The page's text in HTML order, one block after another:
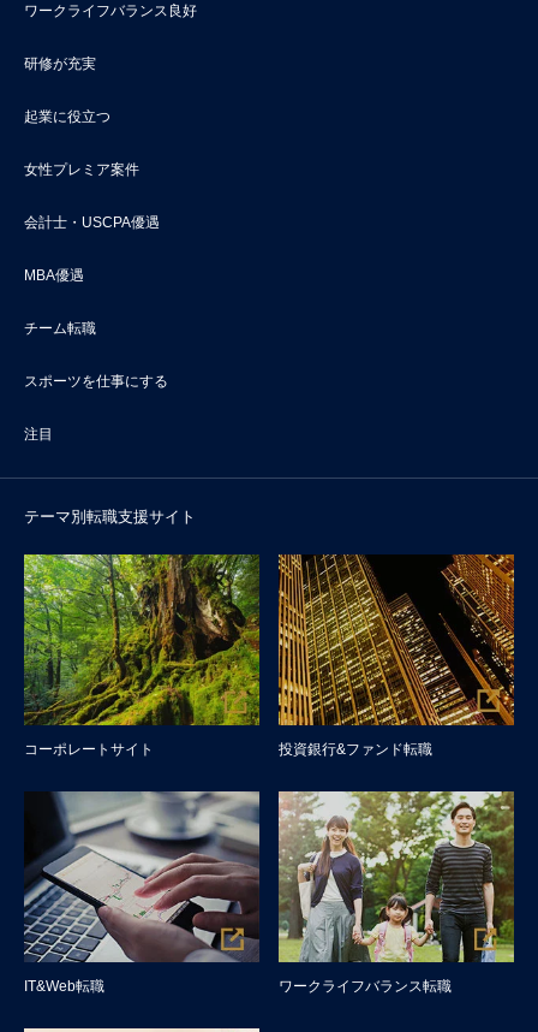
ワークライフバランス良好
研修が充実
起業に役立つ
女性プレミア案件
会計士・USCPA優遇
MBA優遇
チーム転職
スポーツを仕事にする
注目
テーマ別転職支援サイト
コーポレートサイト 投資銀行&ファンド転職
IT&Web転職 ワークライフバランス転職